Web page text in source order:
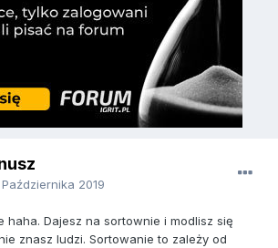
Października 2019
haha. Dajesz na sortownie i modlisz się
znasz ludzi. Sortowanie to zależy od